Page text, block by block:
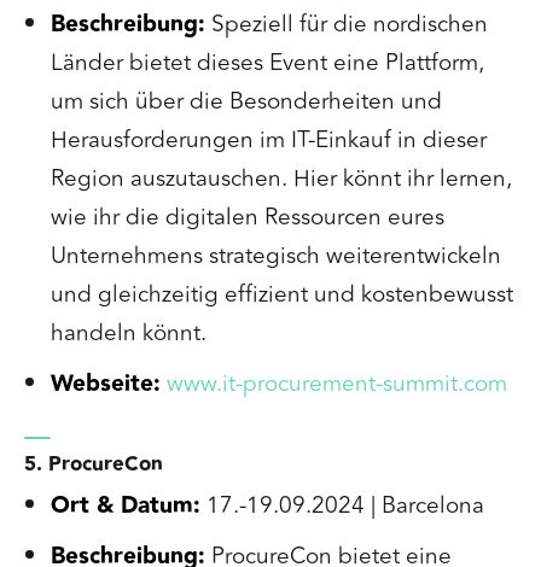
Beschreibung: Speziell für die nordischen
Länder bietet dieses Event eine Plattform,
um sich über die Besonderheiten und
Herausforderungen im IT-Einkauf in dieser
Region auszutauschen. Hier könnt ihr lernen,
wie ihr die digitalen Ressourcen eures
Unternehmens strategisch weiterentwickeln
und gleichzeitig effizient und kostenbewusst
handeln könnt.
Webseite: www.it-procurement-summit.com
5. ProcureCon
Ort & Datum: 17.-19.09.2024 | Barcelona
Beschreibung: ProcureCon bietet eine